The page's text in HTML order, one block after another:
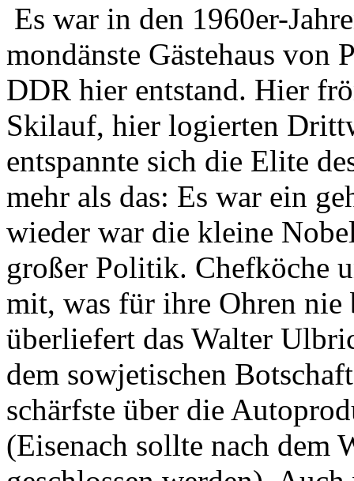
Es war in den 1960er-
mondänste Gästehaus von
DDR hier entstand. Hier
Skilauf, hier logierten
entspannte sich die Elite
mehr als das: Es war ein
wieder war die kleine
großer Politik. Chefköche
mit, was für ihre Ohren nie
überliefert das Walter
dem sowjetischen
schärfste über die
(Eisenach sollte nach dem